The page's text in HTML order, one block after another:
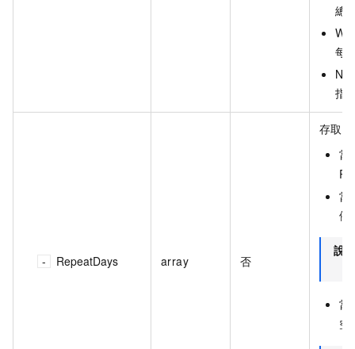
總
每
指
RepeatDays array 否
存取
當
當
例
說明
當
空